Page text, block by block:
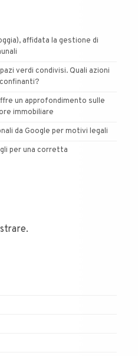
affidata la gestione di
verdi condivisi. Quali azioni
un approfondimento sulle
immobiliare
da Google per motivi legali
per una corretta